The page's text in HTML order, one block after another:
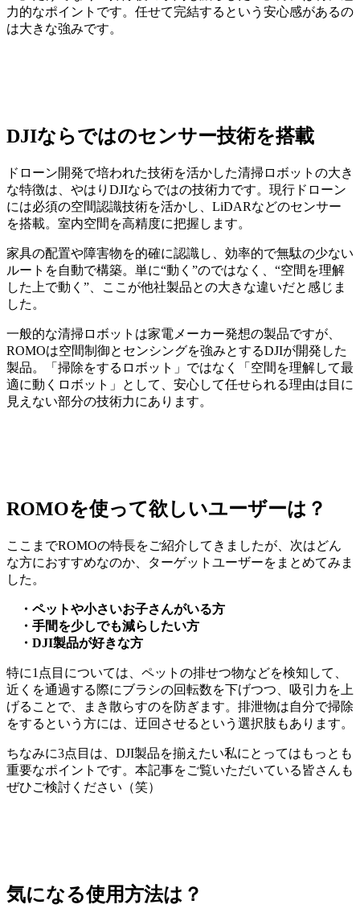
力的なポイントです。任せて完結するという安心感があるの
は大きな強みです。
DJIならではのセンサー技術を搭載
ドローン開発で培われた技術を活かした清掃ロボットの大き
な特徴は、やはりDJIならではの技術力です。現行ドローン
には必須の空間認識技術を活かし、LiDARなどのセンサー
を搭載。室内空間を高精度に把握します。
家具の配置や障害物を的確に認識し、効率的で無駄の少ない
ルートを自動で構築。単に“動く”のではなく、“空間を理解
した上で動く”、ここが他社製品との大きな違いだと感じま
した。
一般的な清掃ロボットは家電メーカー発想の製品ですが、
ROMOは空間制御とセンシングを強みとするDJIが開発した
製品。「掃除をするロボット」ではなく「空間を理解して最
適に動くロボット」として、安心して任せられる理由は目に
見えない部分の技術力にあります。
ROMOを使って欲しいユーザーは？
ここまでROMOの特長をご紹介してきましたが、次はどん
な方におすすめなのか、ターゲットユーザーをまとめてみま
した。
・ペットや小さいお子さんがいる方
・手間を少しでも減らしたい方
・DJI製品が好きな方
特に1点目については、ペットの排せつ物などを検知して、
近くを通過する際にブラシの回転数を下げつつ、吸引力を上
げることで、まき散らすのを防ぎます。排泄物は自分で掃除
をするという方には、迂回させるという選択肢もあります。
ちなみに3点目は、DJI製品を揃えたい私にとってはもっとも
重要なポイントです。本記事をご覧いただいている皆さんも
ぜひご検討ください（笑）
気になる使用方法は？